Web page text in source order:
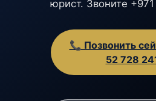
юрист. Звоните
📞 Позвонить
52 728